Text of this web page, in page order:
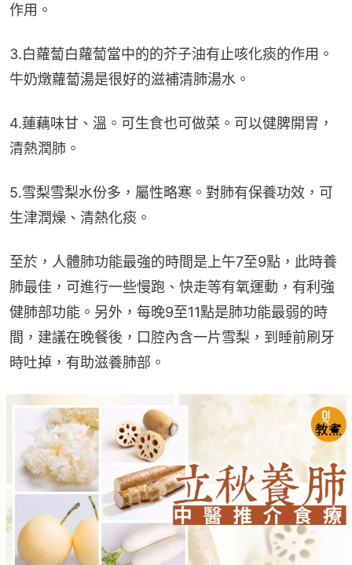
作用。
3.白蘿蔔白蘿蔔當中的的芥子油有止咳化痰的作用。
牛奶燉蘿蔔湯是很好的滋補清肺湯水。
4.蓮藕味甘、溫。可生食也可做菜。可以健脾開胃，
清熱潤肺。
5.雪梨雪梨水份多，屬性略寒。對肺有保養功效，可
生津潤燥、清熱化痰。
至於，人體肺功能最強的時間是上午7至9點，此時養
肺最佳，可進行一些慢跑、快走等有氧運動，有利強
健肺部功能。另外，每晚9至11點是肺功能最弱的時
間，建議在晚餐後，口腔內含一片雪梨，到睡前刷牙
時吐掉，有助滋養肺部。